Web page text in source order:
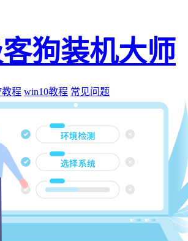
狗装机大师
程 win10教程 常见问题